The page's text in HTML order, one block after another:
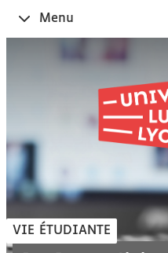
Ouvrir
le
Menu
VIE ÉTUDIANTE